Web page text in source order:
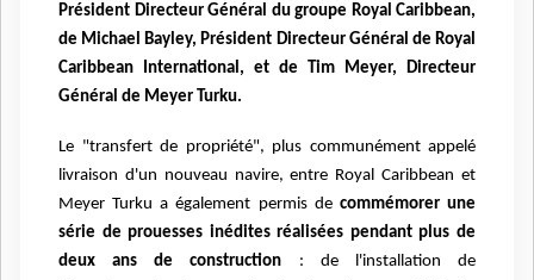
Président Directeur Général du groupe Royal Caribbean,
de Michael Bayley, Président Directeur Général de Royal
Caribbean International, et de Tim Meyer, Directeur
Général de Meyer Turku.
Le "transfert de propriété", plus communément appelé
livraison d'un nouveau navire, entre Royal Caribbean et
Meyer Turku a également permis decommémorer une
série de prouesses inédites réalisées pendant plus de
deux ans de construction : de l'installation de